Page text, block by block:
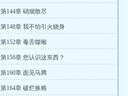
第144章 硝烟散尽
第148章 我不怕引火烧身
第152章 毒舌噬喉
第156章 您认识这东西？
第160章 面见马腾
第164章 破烂换粮